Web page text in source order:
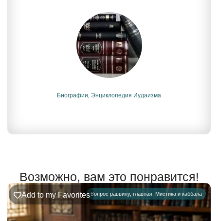
Биографии, Энциклопедия Иудаизма
Возможно, вам это понравится!
Вопрос раввину, главная Мистика и каббала
Add to my Favorites